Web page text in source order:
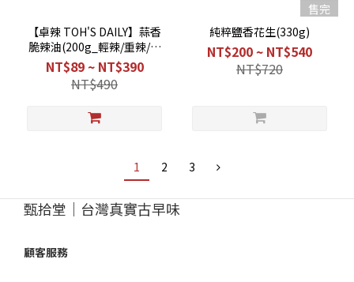
【卓辣 TOH'S DAILY】蒜香
脆辣油(200g_輕辣/重辣/冬
蔭功)
NT$89 ~ NT$390
NT$490
售完
純粹鹽香花生(330g)
NT$200 ~ NT$540
NT$720
1 2 3
甄拾堂｜台灣真實古早味
顧客服務